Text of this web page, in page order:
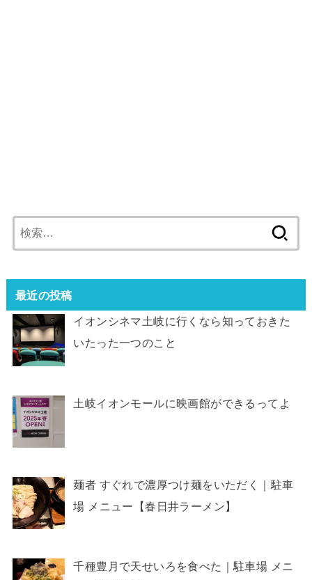
索:
最近の投稿
イオンシネマ土岐に行くなら知っておきた
いたった一つのこと
土岐イオンモールに映画館ができるってよ
麺者 すぐれで濃厚つけ麺をいただく｜駐車
場 メニュー【春日井ラーメン】
千種豊月で天せいろを食べた｜駐車場 メニ